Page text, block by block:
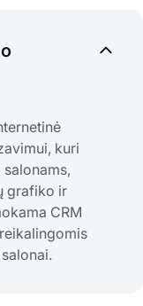
kuri
grafiko ir
CRM